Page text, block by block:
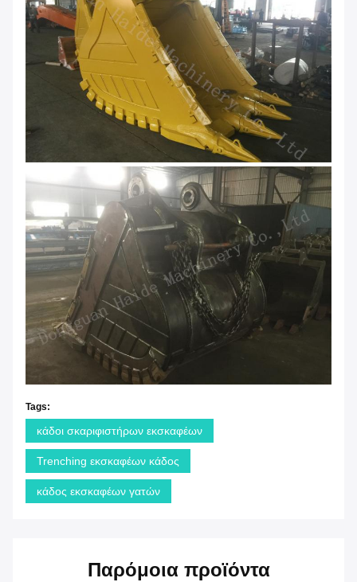
Tags:
κάδοι σκαριφιστήρων εκσκαφέων
Trenching εκσκαφέων κάδος
κάδος εκσκαφέων γατών
Παρόμοια προϊόντα